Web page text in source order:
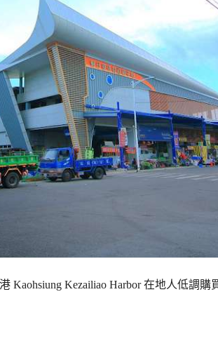
Kaohsiung Kezailiao Harbor 在地人低調購